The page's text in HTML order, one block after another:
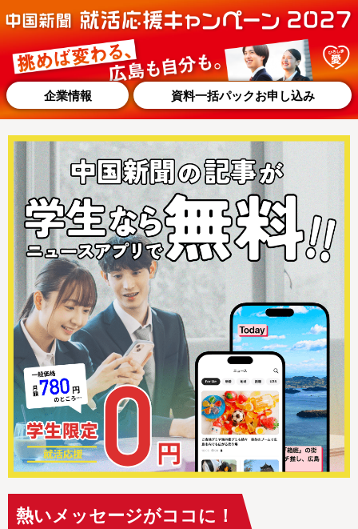
企業情報 資料一括パックお申し込み
熱いメッセージがココに！